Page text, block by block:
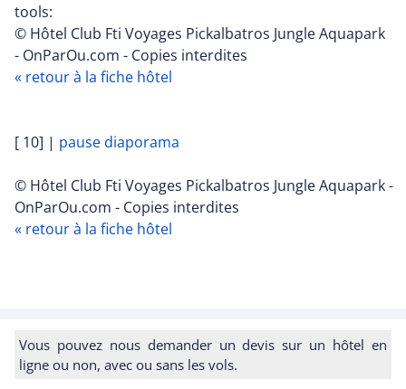
tools:
© Hôtel Club Fti Voyages Pickalbatros Jungle Aquapark
- OnParOu.com - Copies interdites
« retour à la fiche hôtel
[ 10] | pause diaporama
© Hôtel Club Fti Voyages Pickalbatros Jungle Aquapark -
OnParOu.com - Copies interdites
« retour à la fiche hôtel
Vous pouvez nous demander un devis sur un hôtel en
ligne ou non, avec ou sans les vols.